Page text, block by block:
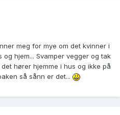
meg for mye om det kvinner i
hjem... Svamper vegger og tak
det hører hjemme i hus og ikke på
så sånn er det...